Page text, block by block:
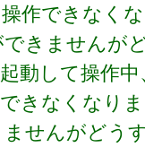
作できなく
きませんが
動して操作
きなくなり
せんがどう